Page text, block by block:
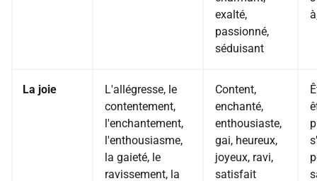
exalté,
passionné,
séduisant
La joie
L'allégresse, le
contentement,
l'enchantement,
l'enthousiasme,
la gaieté, le
ravissement, la
Content,
enchanté,
enthousiaste,
gai, heureux,
joyeux, ravi,
satisfait